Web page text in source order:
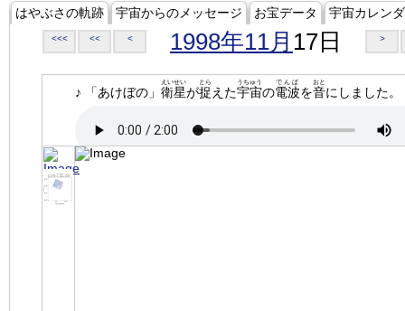
はやぶさの軌跡 宇宙からのメッセージ お宝データ 宇宙カレン
<<< << < 1998年11月 17日 >
♪ 「あけぼの」 衛星
えいせい
が捉
とら
えた宇宙
うちゅう
の電波
でんぱ
を音
おと
にしました。